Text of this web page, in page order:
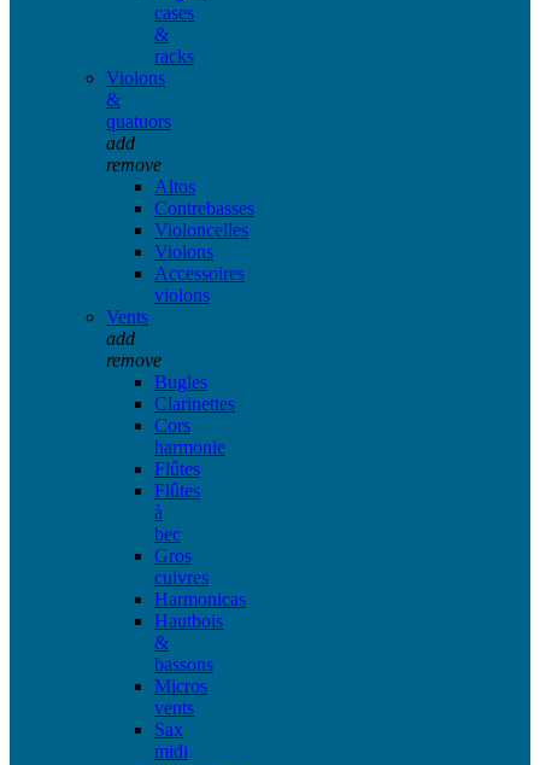
cases
&
racks
Violons
&
quatuors
add
remove
Altos
Contrebasses
Violoncelles
Violons
Accessoires
violons
Vents
add
remove
Bugles
Clarinettes
Cors
harmonie
Flûtes
Flûtes
à
bec
Gros
cuivres
Harmonicas
Hautbois
&
bassons
Micros
vents
Sax
midi